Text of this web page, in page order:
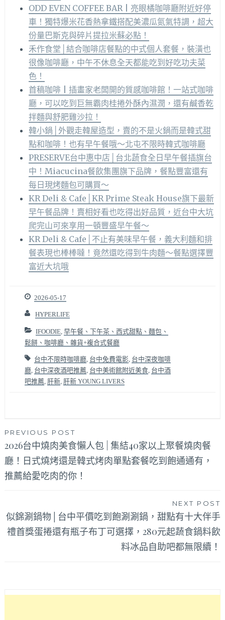
ODD EVEN COFFEE BAR | 亮眼橘咖啡廳附近好停
車！獨特爆米花香熱拿鐵搭配美濃瓜氮氣特調，超大
份量巴斯克與碎片提拉米蘇必點！
禾作食堂│結合咖啡店餐點的中式個人套餐，裝潢也
很像咖啡廳，中午不休息全天都能吃到好吃功夫菜
色！
首稿咖啡 | 插畫家老闆開的質感咖啡館！一站式咖啡
廳，可以吃到巨無霸肉桂捲外酥內濕潤，還有鹹香乾
拌麵與舒肥雞沙拉！
韓小鍋│外觀走韓屋造型，賣的不是火鍋而是韓式甜
點和咖啡！也有早午餐哦～北屯不限時韓式咖啡廳
PRESERVE台中惠中店│台北蔬食全日早午餐插旗台
中！Miacucina餐飲集團旗下品牌，餐點豐富還有
每日現烤麵包可購買～
KR Deli & Cafe│KR Prime Steak House旗下最新
早午餐品牌！賣相好看也吃得出好品質，近台中大坑
爬完山可來享用一頓豐盛早午餐～
KR Deli & Cafe│不止有美味早午餐，義大利麵和排
餐表現也棒棒噠！竟然還吃得到牛肉麵～餐點選擇豐
富近大坑哦
2026-05-17
HYPERLIFE
IFOODIE
早午餐、下午茶、西式甜點、麵包、
鬆餅、咖啡廳、雜貨+複合式餐廳
台中不限時咖啡廳, 台中免費電影, 台中深夜咖啡
廳, 台中深夜酒吧推薦 台中美術館附近美食, 台中酒
吧推薦
肝新, 肝新 YOUNG LIVERS
文
章
導
PREVIOUS POST
2026台中燒肉美食懶人包 | 集結40家以上聚餐燒肉餐
廳！日式燒烤還是韓式烤肉單點套餐吃到飽通通有，
推薦給愛吃肉的你！
NEXT POST
似錦涮鍋物│台中平價吃到飽涮涮鍋，甜點有十大伴手
禮首獎蛋捲還有瓶子布丁可選擇，280元起蔬食鍋料飲
料冰品自助吧都無限續！